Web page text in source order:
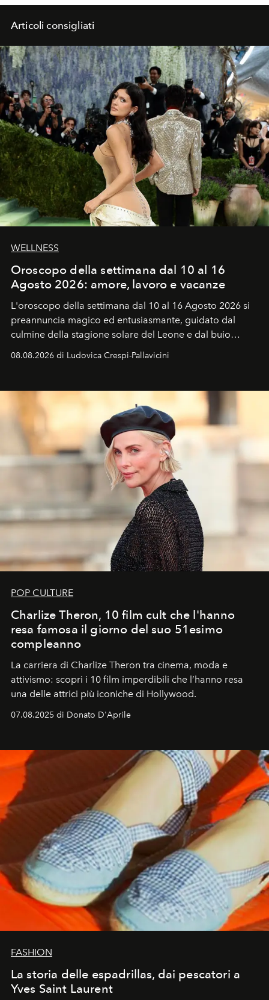
Articoli consigliati
WELLNESS
Oroscopo della settimana dal 10 al 16
Agosto 2026: amore, lavoro e vacanze
L'oroscopo della settimana dal 10 al 16 Agosto 2026 si
preannuncia magico ed entusiasmante, guidato dal
culmine della stagione solare del Leone e dal buio
favorevole della Luna nuova in Leone del 12 agosto,
ideale per la notte delle Perseidi.
08.08.2026 di Ludovica Crespi-Pallavicini
POP CULTURE
Charlize Theron, 10 film cult che l'hanno
resa famosa il giorno del suo 51esimo
compleanno
La carriera di Charlize Theron tra cinema, moda e
attivismo: scopri i 10 film imperdibili che l’hanno resa
una delle attrici più iconiche di Hollywood.
07.08.2025 di Donato D'Aprile
FASHION
La storia delle espadrillas, dai pescatori a
Yves Saint Laurent